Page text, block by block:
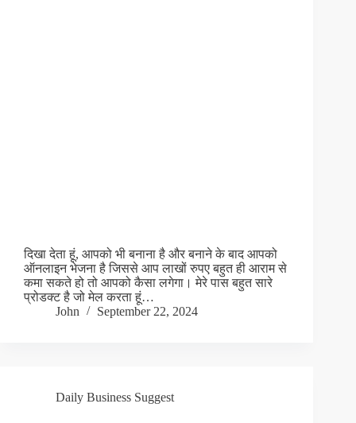
दिखा देता हूं, आपको भी बनाना है और बनाने के बाद आपको
ऑनलाइन भेजना है जिससे आप लाखों रुपए बहुत ही आराम से
कमा सकते हो तो आपको कैसा लगेगा। मेरे पास बहुत सारे
प्रोडक्ट है जो मेल करता हूं…
John
September 22, 2024
Daily Business Suggest